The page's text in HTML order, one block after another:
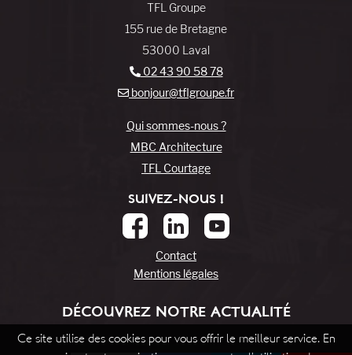
TFL Groupe
155 rue de Bretagne
53000 Laval
02 43 90 58 78
bonjour@tflgroupe.fr
Qui sommes-nous ?
MBC Architecture
TFL Courtage
SUIVEZ-NOUS !
Contact
Mentions légales
DÉCOUVREZ NOTRE ACTUALITÉ
Ce site utilise des cookies pour vous offrir le meilleur service. En